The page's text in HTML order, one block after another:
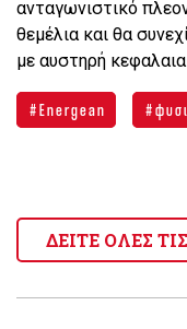
ανταγωνιστικό
θεμέλια και θα
με αυστηρή
Energean
ΔΕΙΤΕ ΟΛΕΣ